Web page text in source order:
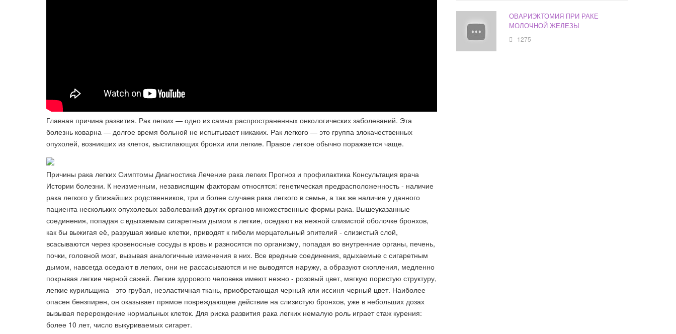
Главная причина развития. Рак легких — одно из самых распространенных онкологических заболеваний. Эта
болезнь коварна — долгое время больной не испытывает никаких. Рак легкого — это группа злокачественных
опухолей, возникших из клеток, выстилающих бронхи или легкие. Правое легкое обычно поражается чаще.
Причины рака легких Симптомы Диагностика Лечение рака легких Прогноз и профилактика Консультация врача
Истории болезни. К неизменным, независящим факторам относятся: генетическая предрасположенность - наличие
рака легкого у ближайших родственников, три и более случаев рака легкого в семье, а так же наличие у данного
пациента нескольких опухолевых заболеваний других органов множественные формы рака. Вышеуказанные
соединения, попадая с вдыхаемым сигаретным дымом в легкие, оседают на нежной слизистой оболочке бронхов,
как бы выжигая её, разрушая живые клетки, приводят к гибели мерцательный эпителий - слизистый слой,
всасываются через кровеносные сосуды в кровь и разносятся по организму, попадая во внутренние органы, печень,
почки, головной мозг, вызывая аналогичные изменения в них. Все вредные соединения, вдыхаемые с сигаретным
дымом, навсегда оседают в легких, они не рассасываются и не выводятся наружу, а образуют скопления, медленно
покрывая легкие черной сажей. Легкие здорового человека имеют нежно - розовый цвет, мягкую пористую структуру,
легкие курильщика - это грубая, неэластичная ткань, приобретающая черный или иссиня-черный цвет. Наиболее
опасен бензпирен, он оказывает прямое повреждающее действие на слизистую бронхов, уже в небольших дозах
вызывая перерождение нормальных клеток. Для риска развития рака легких немалую роль играет стаж курения:
более 10 лет, число выкуриваемых сигарет.
ОВАРИЭКТОМИЯ ПРИ РАКЕ
МОЛОЧНОЙ ЖЕЛЕЗЫ
1275